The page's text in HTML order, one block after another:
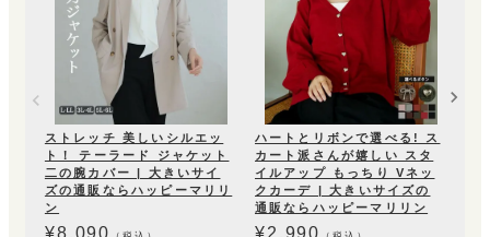
ストレッチ 美しいシルエッ
ト！ テーラード ジャケット
二の腕カバー | 大きいサイ
ズの通販ならハッピーマリリ
ン
¥8,090
ハートとリボンで選べる! ス
カート派さんが嬉しい スタ
イルアップ もっちり Vネッ
クカーデ | 大きいサイズの
通販ならハッピーマリリン
¥2,990